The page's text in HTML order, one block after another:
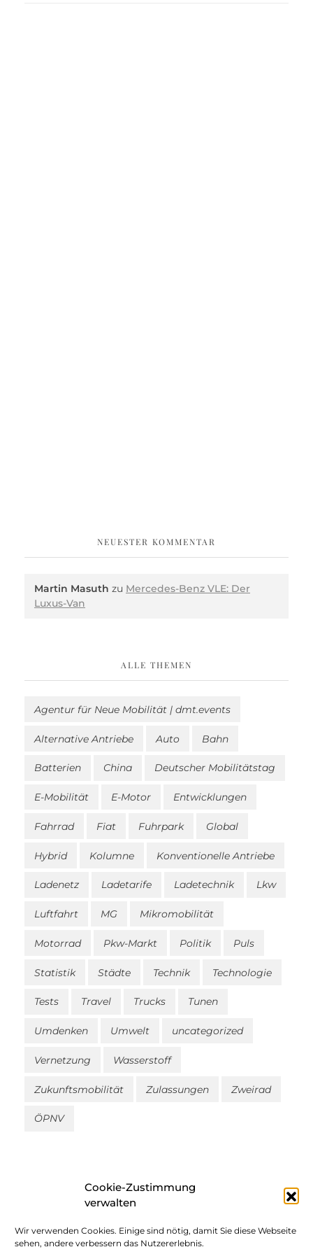
Cookie-Zustimmung
verwalten
Wir verwenden Cookies. Einige sind nötig, damit Sie diese Webseite
sehen, andere verbessern das Nutzererlebnis.
NEUESTER KOMMENTAR
Martin Masuth zu Mercedes-Benz VLE: Der
Luxus-Van
ALLE THEMEN
Agentur für Neue Mobilität | dmt.events
Alternative Antriebe Auto Bahn
Batterien China Deutscher Mobilitätstag
E-Mobilität E-Motor Entwicklungen
Fahrrad Fiat Fuhrpark Global
Hybrid Kolumne Konventionelle Antriebe
Ladenetz Ladetarife Ladetechnik Lkw
Luftfahrt MG Mikromobilität
Motorrad Pkw-Markt Politik Puls
Statistik Städte Technik Technologie
Tests Travel Trucks Tunen
Umdenken Umwelt uncategorized
Vernetzung Wasserstoff
Zukunftsmobilität Zulassungen Zweirad
ÖPNV
Impressum